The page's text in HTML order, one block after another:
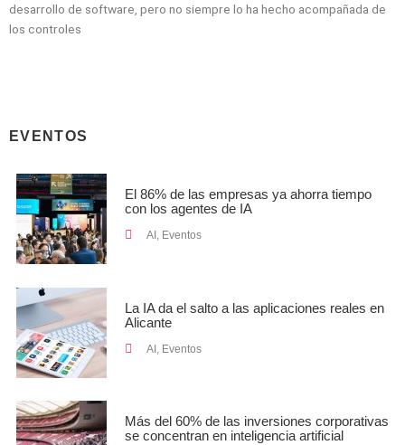
desarrollo de software, pero no siempre lo ha hecho acompañada de
los controles
EVENTOS
El 86% de las empresas ya ahorra tiempo
con los agentes de IA
AI, Eventos
La IA da el salto a las aplicaciones reales en
Alicante
AI Eventos
Más del 60% de las inversiones corporativas
se concentran en inteligencia artificial